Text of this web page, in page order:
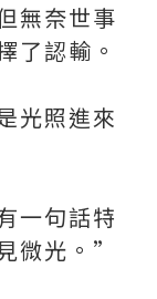
無奈世事
了認輸。
光照進來
一句話特
微光。”